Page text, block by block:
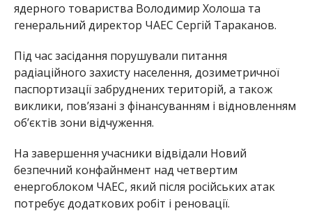
ядерного товариства Володимир Холоша та
генеральний директор ЧАЕС Сергій Тараканов.
Під час засідання порушували питання
радіаційного захисту населення, дозиметричної
паспортизації забруднених територій, а також
виклики, пов’язані з фінансуванням і відновленням
об’єктів зони відчуження.
На завершення учасники відвідали Новий
безпечний конфайнмент над четвертим
енергоблоком ЧАЕС, який після російських атак
потребує додаткових робіт і реновації.